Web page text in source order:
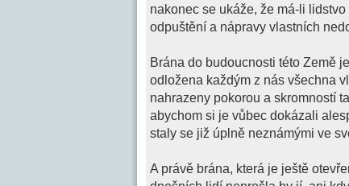
nakonec se ukáže, že má-li
odpuštění a nápravy vlastních
Brána do budoucnosti této Země
odložena každým z nás všechna
nahrazeny pokorou a skromností
abychom si je vůbec dokázali
staly se již úplně neznámými ve
A právě brána, která je ještě